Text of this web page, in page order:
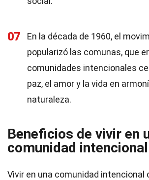
07
En la década de 1960, el
popularizó las comunas, que
comunidades intencionales
paz, el amor y la vida en
naturaleza.
Beneficios de vivir en
comunidad intencional
Vivir en una comunidad intencional